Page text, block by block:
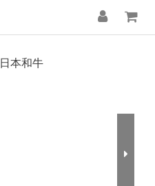
日本和牛